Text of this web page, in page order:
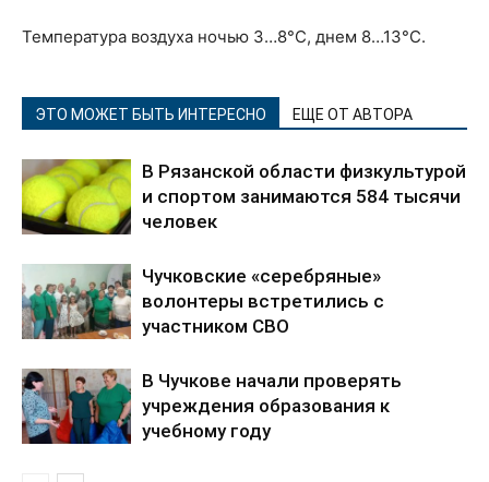
Температура воздуха ночью 3…8°С, днем 8…13°С.
ЭТО МОЖЕТ БЫТЬ ИНТЕРЕСНО ЕЩЕ ОТ АВТОРА
В Рязанской области физкультурой
и спортом занимаются 584 тысячи
человек
Чучковские «серебряные»
волонтеры встретились с
участником СВО
В Чучкове начали проверять
учреждения образования к
учебному году